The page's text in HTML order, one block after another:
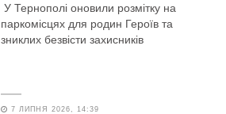
У Тернополі оновили розмітку на
паркомісцях для родин Героїв та
зниклих безвісти захисників
7 ЛИПНЯ 2026, 14:39